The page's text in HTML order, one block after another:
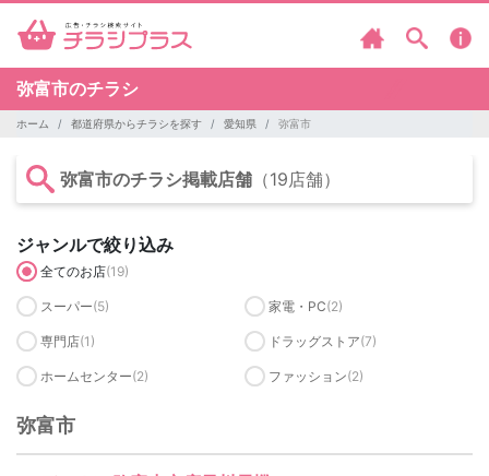
弥富市のチラシ
ホーム 都道府県からチラシを探す 愛知県 弥富市
弥富市のチラシ掲載店舗 （19店舗）
ジャンルで絞り込み
全てのお店(19)
スーパー(5) 家電・PC(2)
専門店(1) ドラッグストア(7)
ホームセンター(2) ファッション(2)
弥富市